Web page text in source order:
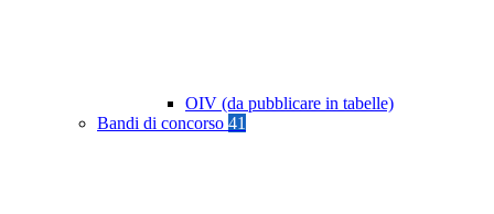
OIV (da pubblicare in tabelle)
Bandi di concorso 41